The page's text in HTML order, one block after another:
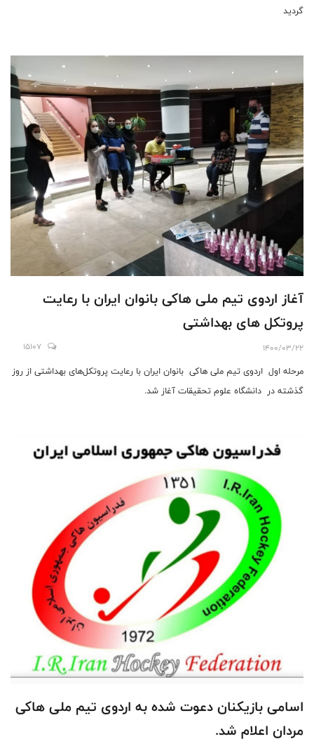
گردید
آغاز اردوی تیم ملی هاکی بانوان ایران با رعایت
پروتکل های بهداشتی
1400/03/22
15107
مرحله اول اردوی تیم ملی هاکی بانوان ایران با رعایت پروتکل‌های بهداشتی از روز
گذشته در دانشگاه علوم تحقیقات آغاز شد.
اسامی‌ بازيکنان دعوت‌ شده به اردوی تيم ملی هاکی
مردان اعلام‌ شد.